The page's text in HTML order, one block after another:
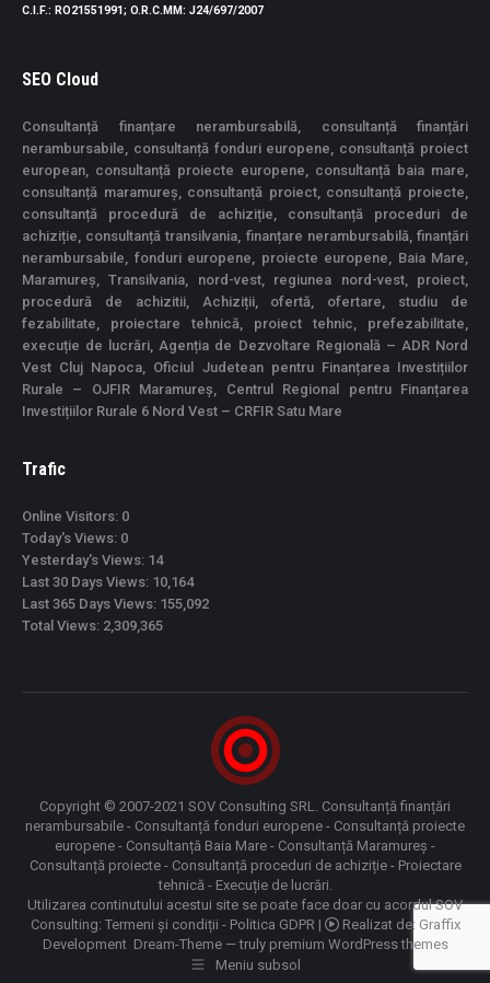
C.I.F.: RO21551991; O.R.C.MM: J24/697/2007
SEO Cloud
Consultanță finanțare nerambursabilă, consultanță finanțări
nerambursabile, consultanță fonduri europene, consultanță proiect
european, consultanță proiecte europene, consultanță baia mare,
consultanță maramureș, consultanță proiect, consultanță proiecte,
consultanță procedură de achiziție, consultanță proceduri de
achiziție, consultanță transilvania, finanțare nerambursabilă, finanțări
nerambursabile, fonduri europene, proiecte europene, Baia Mare,
Maramureș, Transilvania, nord-vest, regiunea nord-vest, proiect,
procedură de achizitii, Achiziții, ofertă, ofertare, studiu de
fezabilitate, proiectare tehnică, proiect tehnic, prefezabilitate,
execuție de lucrări, Agenția de Dezvoltare Regională – ADR Nord
Vest Cluj Napoca, Oficiul Judetean pentru Finanțarea Investițiilor
Rurale – OJFIR Maramureș, Centrul Regional pentru Finanțarea
Investițiilor Rurale 6 Nord Vest – CRFIR Satu Mare
Trafic
Online Visitors: 0
Today's Views: 0
Yesterday's Views: 14
Last 30 Days Views: 10,164
Last 365 Days Views: 155,092
Total Views: 2,309,365
Copyright © 2007-2021 SOV Consulting SRL. Consultanță finanțări
nerambursabile - Consultanță fonduri europene - Consultanță proiecte
europene - Consultanță Baia Mare - Consultanță Maramureș -
Consultanță proiecte - Consultanță proceduri de achiziție - Proiectare
tehnică - Execuție de lucrări.
Utilizarea continutului acestui site se poate face doar cu acordul SOV
Consulting: Termeni și condiții - Politica GDPR | Realizat de: Graffix
DevelopmentDream-Theme — truly premium WordPress themes
Meniu subsol